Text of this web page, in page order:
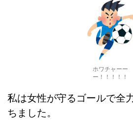
ホワチャーー
ー！！！！！
私は女性が守るゴールで全
ちました。